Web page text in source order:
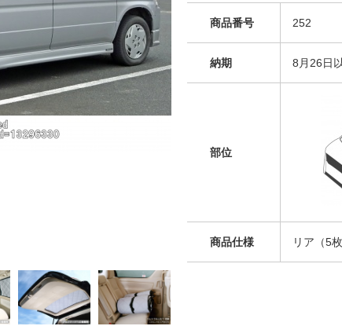
商品番号 252
納期 8月26日
部位
商品仕様 リア（5